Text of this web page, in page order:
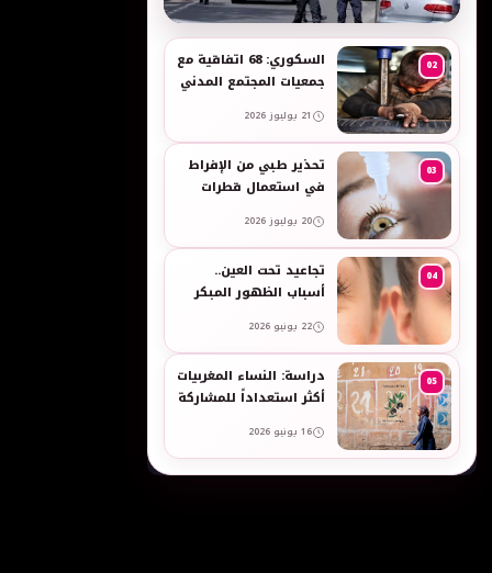
به
02
السكوري: 68 اتفاقية مع
جمعيات المجتمع المدني
والنساء في العمل
21 يوليوز 2026
03
تحذير طبي من الإفراط
في استعمال قطرات
المضيقة للأوعية
20 يوليوز 2026
04
تجاعيد تحت العين..
أسباب الظهور المبكر
بالبشرة الحساسة -
taroudant press
22 يونيو 2026
05
دراسة: النساء المغربيات
أكثر استعداداً للمشاركة
بالرجال
16 يونيو 2026